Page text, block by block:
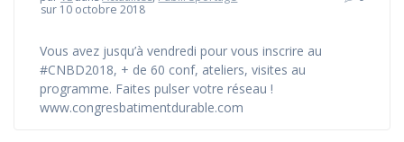
sur 10 octobre 2018
Vous avez jusqu’à vendredi pour vous inscrire au
#CNBD2018, + de 60 conf, ateliers, visites au
programme. Faites pulser votre réseau !
www.congresbatimentdurable.com